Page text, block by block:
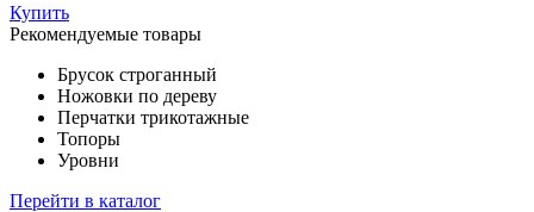
Купить
Рекомендуемые товары
Брусок строганный
Ножовки по дереву
Перчатки трикотажные
Топоры
Уровни
Перейти в каталог